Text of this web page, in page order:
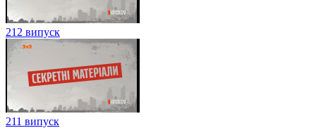
212 випуск
211 випуск